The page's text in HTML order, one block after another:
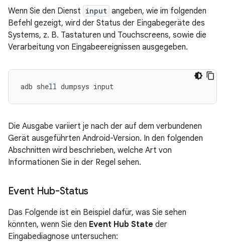
Wenn Sie den Dienst input angeben, wie im folgenden
Befehl gezeigt, wird der Status der Eingabegeräte des
Systems, z. B. Tastaturen und Touchscreens, sowie die
Verarbeitung von Eingabeereignissen ausgegeben.
Die Ausgabe variiert je nach der auf dem verbundenen
Gerät ausgeführten Android-Version. In den folgenden
Abschnitten wird beschrieben, welche Art von
Informationen Sie in der Regel sehen.
Event Hub-Status
Das Folgende ist ein Beispiel dafür, was Sie sehen
könnten, wenn Sie den Event Hub State der
Eingabediagnose untersuchen: